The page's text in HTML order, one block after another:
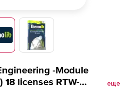
-Module
licenses RTW-
еще